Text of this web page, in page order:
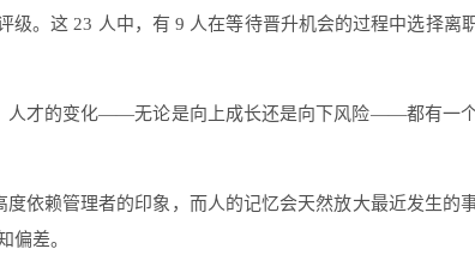
。这 23 人中，有 9 人在等待晋升机会的过程中选择离
人才的变化——无论是向上成长还是向下风险——都有一
度依赖管理者的印象，而人的记忆会天然放大最近发生的
偏差。